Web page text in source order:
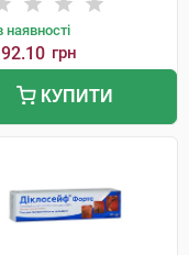
наявності
грн
КУПИТИ